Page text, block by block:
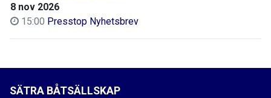
8 nov 2026
15:00 Presstop Nyhetsbrev
SÄTRA BÅTSÄLLSKAP